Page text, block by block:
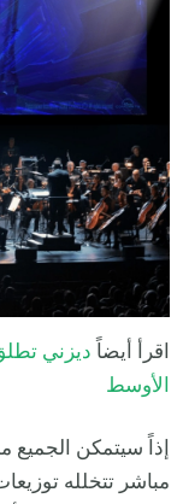
اقرأ أيضاً ديزني
الأوسط
إذاً سيتمكن
مباشر تتخلله